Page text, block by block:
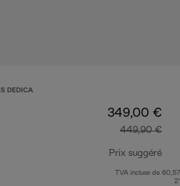
DEDICA
349,00 €
449,90 €
Prix suggéré
TVA incluse de